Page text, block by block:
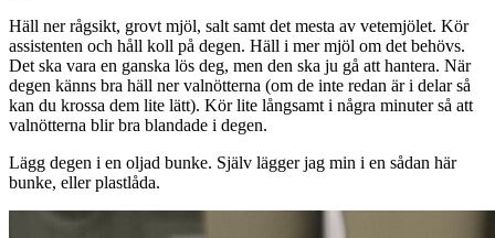
Häll ner rågsikt, grovt mjöl, salt samt det mesta av vetemjölet. Kör
assistenten och håll koll på degen. Häll i mer mjöl om det behövs.
Det ska vara en ganska lös deg, men den ska ju gå att hantera. När
degen känns bra häll ner valnötterna (om de inte redan är i delar så
kan du krossa dem lite lätt). Kör lite långsamt i några minuter så att
valnötterna blir bra blandade i degen.
Lägg degen i en oljad bunke. Själv lägger jag min i en sådan här
bunke, eller plastlåda.